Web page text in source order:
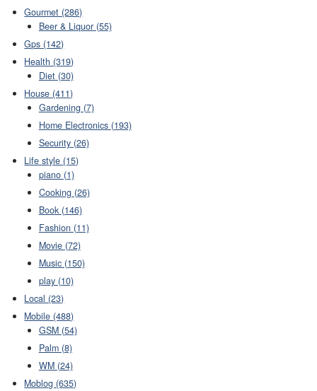
Gourmet (286)
Beer & Liquor (55)
Gps (142)
Health (319)
Diet (30)
House (411)
Gardening (7)
Home Electronics (193)
Security (26)
Life style (15)
piano (1)
Cooking (26)
Book (146)
Fashion (11)
Movie (72)
Music (150)
play (10)
Local (23)
Mobile (488)
GSM (54)
Palm (8)
WM (24)
Moblog (635)